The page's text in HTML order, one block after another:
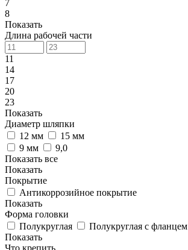
7
8
Показать
Длина рабочей части
11
14
17
20
23
Показать
Диаметр шляпки
12 мм
15 мм
9 мм
9,0
Показать все
Показать
Покрытие
Антикоррозийное покрытие
Показать
Форма головки
Полукруглая
Полукруглая с фланцем
Показать
Что крепить